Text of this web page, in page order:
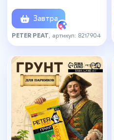
Завтра
PETER PEAT , артикул: 8217904